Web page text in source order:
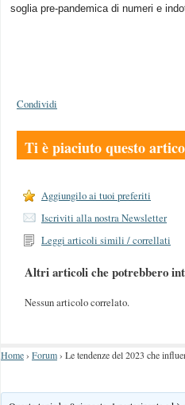
soglia pre-pandemica di numeri e
Condividi
Ti è piaciuto questo
Aggiungilo ai tuoi preferiti
Iscriviti alla nostra Newsletter
Leggi articoli simili / correllati
Altri articoli che potrebbero
Nessun articolo correlato.
Home› Forum› Le tendenze del 2023 che